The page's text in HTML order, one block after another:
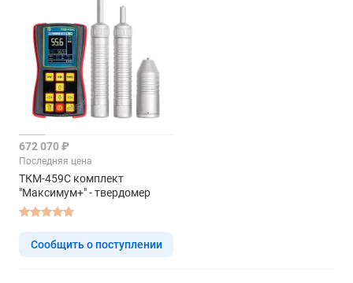
672 070 ₽
Последняя цена
ТКМ-459C комплект
"Максимум+" - твердомер
Сообщить о поступлении